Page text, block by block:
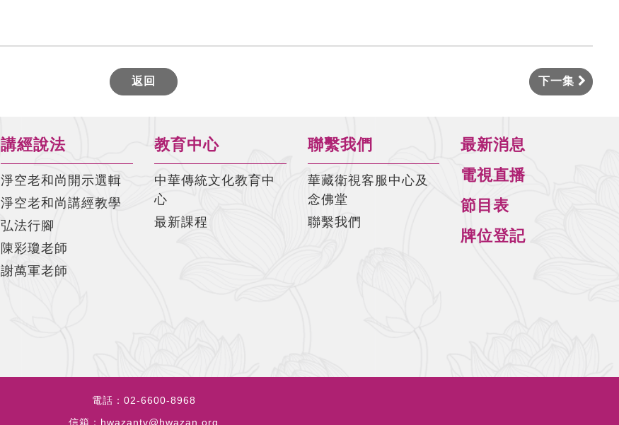
佛說阿彌陀經要解-第14集(陳彩瓊老
佛說阿彌陀經要解-第15集(陳彩瓊老
佛說阿彌陀經要解-第16集(陳彩瓊老
佛說阿彌陀經要解-第18集(陳彩瓊老
返回 下一集
講經說法
淨空老和尚開示選輯
淨空老和尚講經教學
弘法行腳
陳彩瓊老師
謝萬軍老師
教育中心
中華傳統文化教育中
心
最新課程
聯繫我們
華藏衛視客服中心及
念佛堂
聯繫我們
最新消息
電視直播
節目表
牌位登記
電話： 02-6600-8968
信箱： hwazantv@hwazan.org